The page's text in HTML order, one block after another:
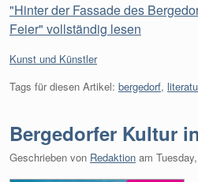
"Hinter der Fassade des
Feier" vollständig lesen
Kategorien:
Kunst und Künstler
Tags für diesen Artikel: bergedorf,
Bergedorfer Kultur
Geschrieben von Redaktion am